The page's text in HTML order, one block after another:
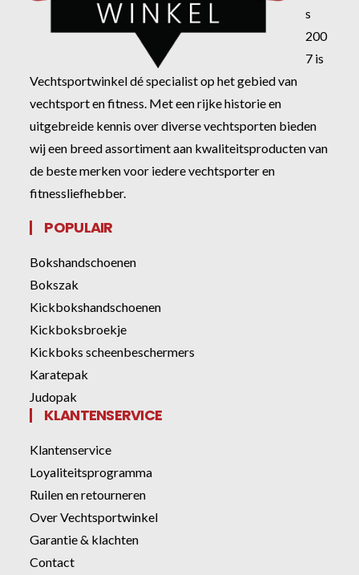
s
200
7 is
Vechtsportwinkel dé specialist op het gebied van
vechtsport en fitness. Met een rijke historie en
uitgebreide kennis over diverse vechtsporten bieden
wij een breed assortiment aan kwaliteitsproducten van
de beste merken voor iedere vechtsporter en
fitnessliefhebber.
POPULAIR
Bokshandschoenen
Bokszak
Kickbokshandschoenen
Kickboksbroekje
Kickboks scheenbeschermers
Karatepak
Judopak
KLANTENSERVICE
Klantenservice
Loyaliteitsprogramma
Ruilen en retourneren
Over Vechtsportwinkel
Garantie & klachten
Contact